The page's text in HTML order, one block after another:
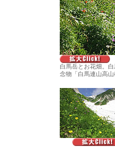
白馬岳とお花畑。
念物「白馬連山高山